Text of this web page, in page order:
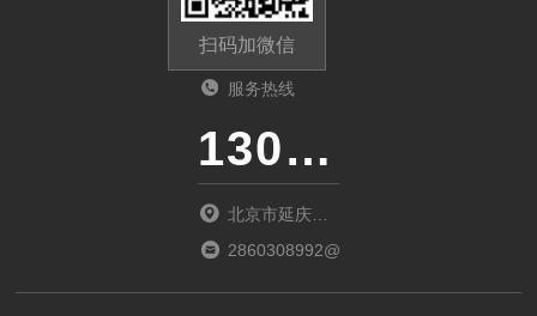
扫码加微信
服务热线
13011285763
北京市延庆区
中关村延庆园
2860308992@qq.com